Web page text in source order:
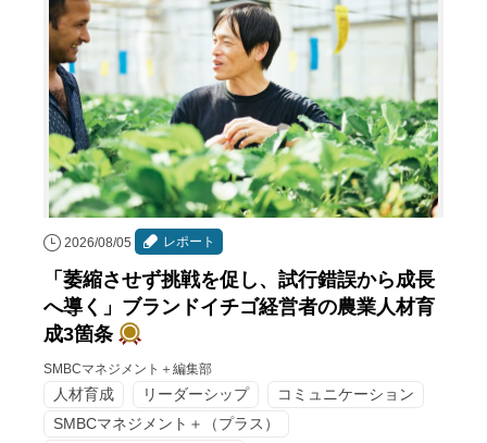
2026/08/05 レポート
「萎縮させず挑戦を促し、試行錯誤から成長
へ導く」ブランドイチゴ経営者の農業人材育
成3箇条
SMBCマネジメント＋編集部
人材育成 リーダーシップ
コミュニケーション
SMBCマネジメント＋（プラス）